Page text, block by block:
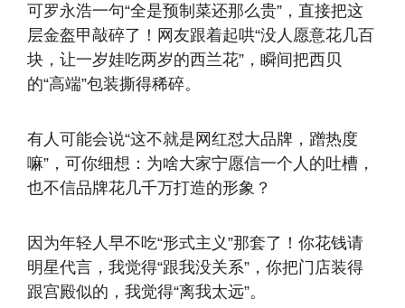
可罗永浩一句“全是预制菜还那么贵”，直接把这
层金盔甲敲碎了！网友跟着起哄“没人愿意花几百
块，让一岁娃吃两岁的西兰花”，瞬间把西贝
的“高端”包装撕得稀碎。
有人可能会说“这不就是网红怼大品牌，蹭热度
嘛”，可你细想：为啥大家宁愿信一个人的吐槽，
也不信品牌花几千万打造的形象？
因为年轻人早不吃“形式主义”那套了！你花钱请
明星代言，我觉得“跟我没关系”，你把门店装得
跟宫殿似的，我觉得“离我太远”。